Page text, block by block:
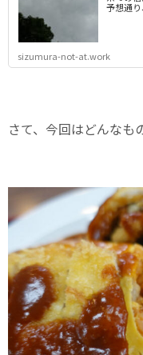
予想通
sizumura-not-at.work
さて、今回はどんなも